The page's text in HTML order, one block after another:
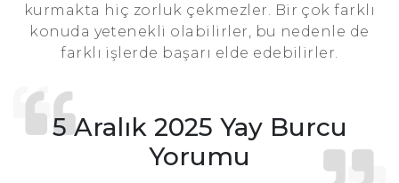
kurmakta hiç zorluk çekmezler. Bir çok farklı
konuda yetenekli olabilirler, bu nedenle de
farklı işlerde başarı elde edebilirler.
5 Aralık 2025 Yay Burcu
Yorumu